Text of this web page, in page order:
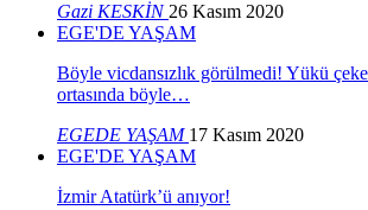
Gazi KESKİN 26 Kasım 2020
EGE'DE YAŞAM
Böyle vicdansızlık görülmedi! Yükü
ortasında böyle…
EGEDE YAŞAM 17 Kasım 2020
EGE'DE YAŞAM
İzmir Atatürk’ü anıyor!